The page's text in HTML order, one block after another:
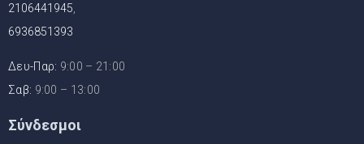
2106441945
6936851393
Δευ-Παρ: 9:00 – 21:00
Σαβ: 9:00 – 13:00
Σύνδεσμοι